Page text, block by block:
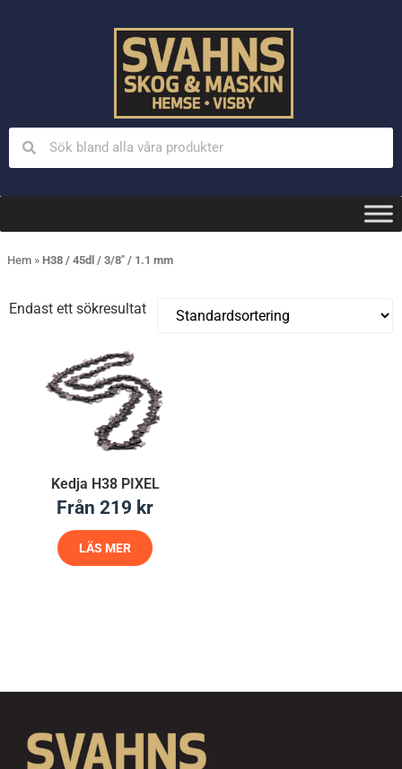
Hem » H38 / 45dl / 3/8" / 1.1 mm
Endast ett sökresultat
Kedja H38 PIXEL
Från 219 kr
LÄS MER